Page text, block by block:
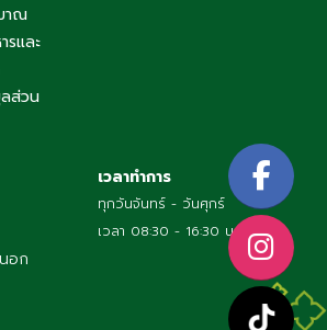
าณ
รและ
ส่วน
อก
เวลาทำการ
ทุกวันจันทร์ - วันศุกร์
เวลา 08:30 - 16:30 น.